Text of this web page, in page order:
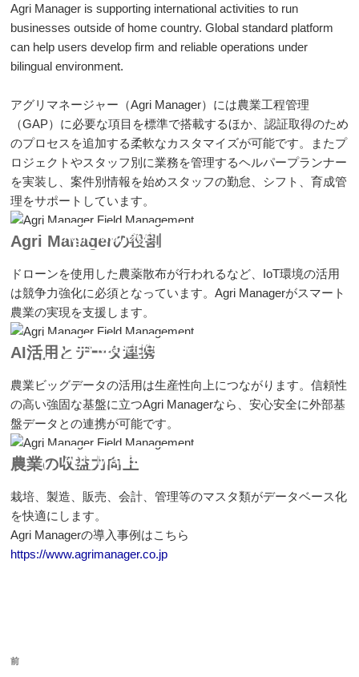
Agri Manager is supporting international activities to run
businesses outside of home country. Global standard platform
can help users develop firm and reliable operations under
bilingual environment.
アグリマネージャー（Agri Manager）には農業工程管理
（GAP）に必要な項目を標準で搭載するほか、認証取得のため
のプロセスを追加する柔軟なカスタマイズが可能です。またプ
ロジェクトやスタッフ別に業務を管理するヘルパープランナー
を実装し、案件別情報を始めスタッフの勤怠、シフト、育成管
理をサポートしています。
Agri Manager Field Management
Agri Managerの役割
ドローンを使用した農薬散布が行われるなど、IoT環境の活用
は競争力強化に必須となっています。Agri Managerがスマート
農業の実現を支援します。
Agri Manager Field Management
AI活用とデータ連携
農業ビッグデータの活用は生産性向上につながります。信頼性
の高い強固な基盤に立つAgri Managerなら、安心安全に外部基
盤データとの連携が可能です。
Agri Manager Field Management
農業の収益力向上
栽培、製造、販売、会計、管理等のマスタ類がデータベース化
を快適にします。
Agri Managerの導入事例はこちら
https://www.agrimanager.co.jp
投
前
前